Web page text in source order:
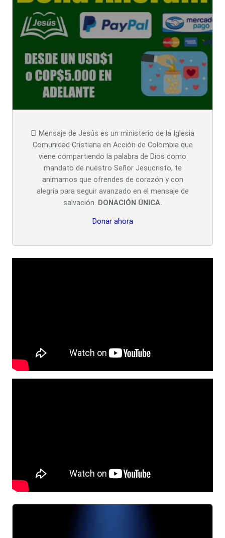
El Mensaje de Jesús es un ministerio de la Iglesia
Comunidad Cristiana en Acción de Colombia que
viene compartiendo la palabra de Dios como
mandato de nuestro Señor Jesucristo, te
animamos que ofrendes de corazón y con
alegría para seguir avanzado en el mensaje de
salvación. DONACIÓN ÚNICA.
Donar ahora